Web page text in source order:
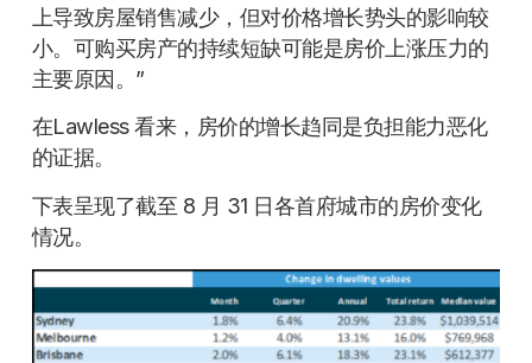
上导致房屋销售减少，但对价格增长势头的影响较
小。可购买房产的持续短缺可能是房价上涨压力的
主要原因。”
在Lawless 看来，房价的增长趋同是负担能力恶化
的证据。
下表呈现了截至 8 月 31 日各首府城市的房价变化
情况。